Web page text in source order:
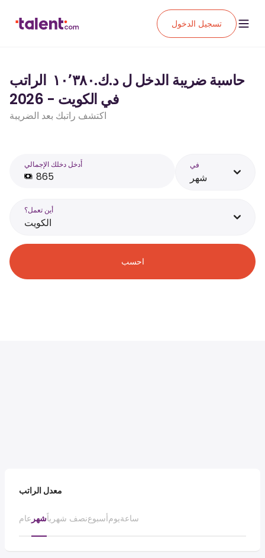
تسجيل الدخول
حاسبة ضريبة الدخل ل د.ك.‏١٠٬٣٨٠ ‏ الراتب
في الكويت - 2026
اكتشف راتبك بعد الضريبة
أَدخل دخلك الإجمالي في
شهر
أين تعمل؟
الكويت
احسب
معدل الراتب
عام شهرنصف شهرياًأسبوعيومساعة